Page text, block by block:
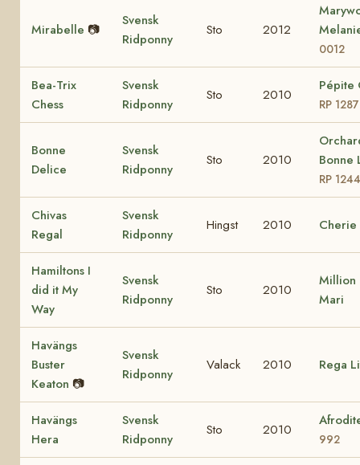
Mirabelle 📷
Svensk
Ridponny
Sto 2012
0012
Bea-Trix
Chess
Svensk
Ridponny
Sto 2010
Pépite
RP
Bonne
Delice
Svensk
Ridponny
Sto 2010
Bonne
RP
Chivas
Regal
Svensk
Ridponny
Hingst 2010 Cherie
Hamiltons I
did it My
Way
Svensk
Ridponny
Sto 2010
Million
Mari
Havängs
Buster
Keaton 📷
Svensk
Ridponny
Valack 2010 Rega
Havängs
Hera
Svensk
Ridponny
Sto 2010
992